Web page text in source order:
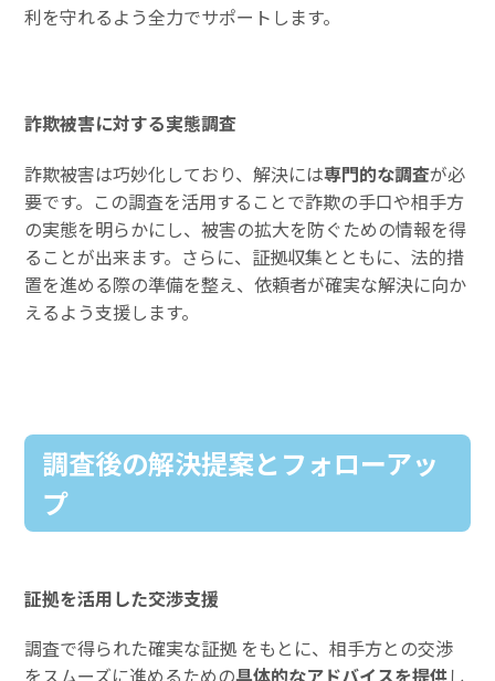
利を守れるよう全力でサポートします。
詐欺被害に対する実態調査
詐欺被害は巧妙化しており、解決には専門的な調査が必
要です。この調査を活用することで詐欺の手口や相手方
の実態を明らかにし、被害の拡大を防ぐための情報を得
ることが出来ます。さらに、証拠収集とともに、法的措
置を進める際の準備を整え、依頼者が確実な解決に向か
えるよう支援します。
調査後の解決提案とフォローアッ
プ
証拠を活用した交渉支援
調査で得られた確実な証拠 をもとに、相手方との交渉
をスムーズに進めるための具体的なアドバイスを提供し